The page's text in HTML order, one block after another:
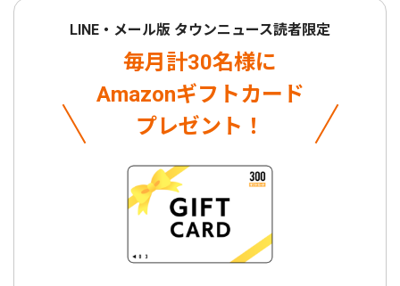
LINE・メール版 タウンニュース読者限定
毎月計30名様に
Amazonギフトカード
プレゼント！